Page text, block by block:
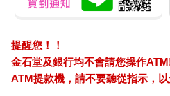
時精打細算、將櫥窗妝點得美輪美
論、出言反駁並惹惱對方。前述種
大門。
◎如何解決顧客衝突？
提醒您！！
金石堂及銀行均不會請您操作
ATM提款機，請不要聽從指示，以